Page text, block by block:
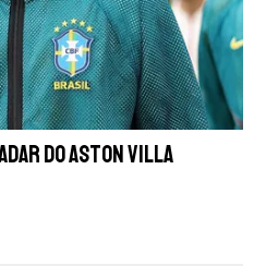
do Aston Villa